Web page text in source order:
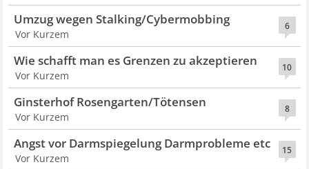
6
Umzug wegen Stalking/Cybermobbing
Vor Kurzem
10
Wie schafft man es Grenzen zu akzeptieren
Vor Kurzem
8
Ginsterhof Rosengarten/Tötensen
Vor Kurzem
15
Angst vor Darmspiegelung Darmprobleme etc
Vor Kurzem